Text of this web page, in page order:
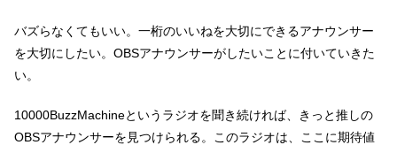
バズらなくてもいい。一桁のいいねを大切にできるアナウンサー
を大切にしたい。OBSアナウンサーがしたいことに付いていきた
い。
10000BuzzMachineというラジオを聞き続ければ、きっと推しの
OBSアナウンサーを見つけられる。このラジオは、ここに期待値